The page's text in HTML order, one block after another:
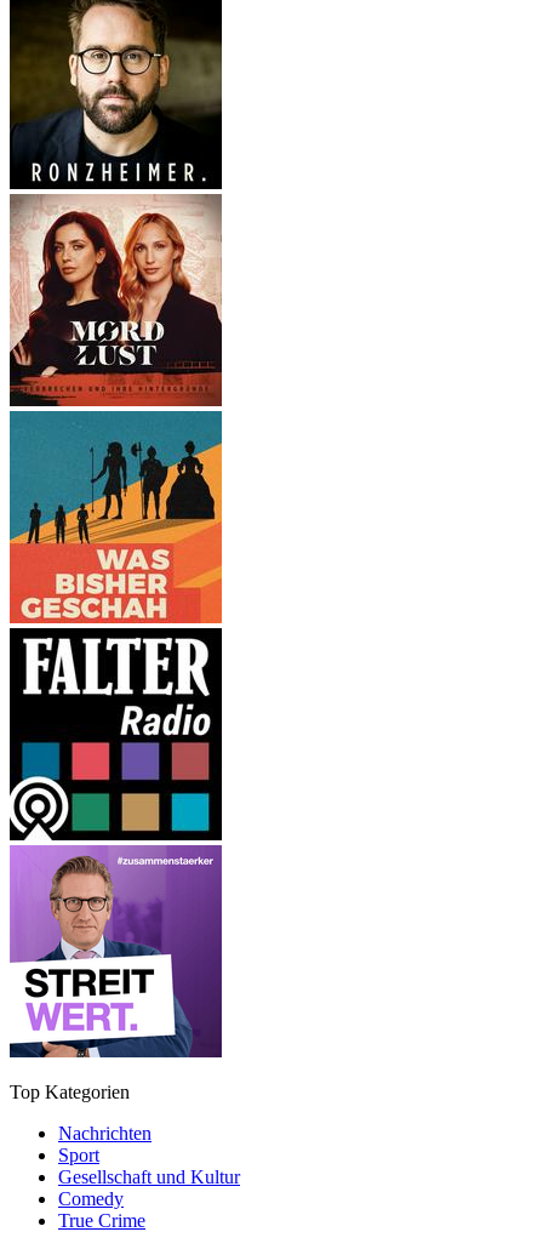
Top Kategorien
Nachrichten
Sport
Gesellschaft und Kultur
Comedy
True Crime